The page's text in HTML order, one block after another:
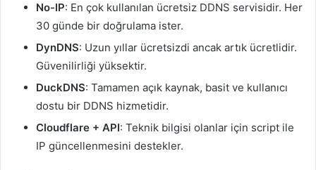
No-IP: En çok kullanılan ücretsiz DDNS servisidir. Her
30 günde bir doğrulama ister.
DynDNS: Uzun yıllar ücretsizdi ancak artık ücretlidir.
Güvenilirliği yüksektir.
DuckDNS: Tamamen açık kaynak, basit ve kullanıcı
dostu bir DDNS hizmetidir.
Cloudflare + API: Teknik bilgisi olanlar için script ile
IP güncellenmesini destekler.